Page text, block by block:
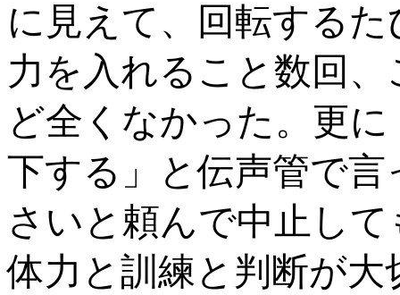
に見えて、回転する
力を入れること数回
ど全くなかった。更
下する」と伝声管で
さいと頼んで中止し
体力と訓練と判断が